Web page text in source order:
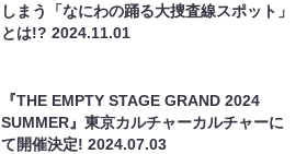
しまう「なにわの踊る大捜査線スポット」
とは!?2024.11.01
『THE EMPTY STAGE GRAND 2024
SUMMER』東京カルチャーカルチャーに
て開催決定!2024.07.03